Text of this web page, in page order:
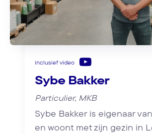
inclusief video
Sybe Bakker
Particulier, MKB
Sybe Bakker is eigenaar
en woont met zijn gezin in